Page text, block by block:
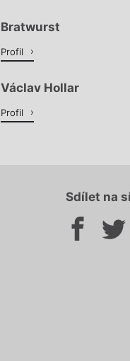
Bratwurst
Profil
Václav Hollar
Profil
Sdílet na